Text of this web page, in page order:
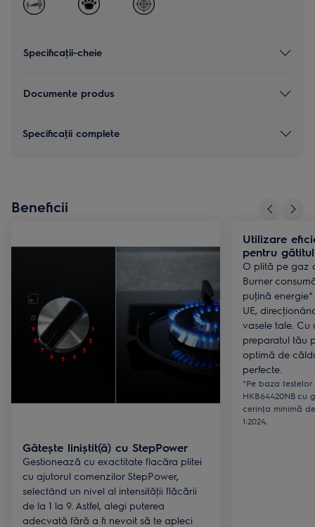
Specificaţii-cheie
Documente produs
Specificaţii complete
Beneficii
Gătește liniștit(ă) cu StepPower
Gestionează cu exactitate flacăra plitei
cu ajutorul comenzilor StepPower,
selectând un nivel al intensităţii flăcării
de la 1 la 9. Astfel, alegi puterea
adecvată fără a fi nevoit să te apleci
Utilizare
pentru
O plită pe gaz
Burner
puţină
UE,
vasele tale. Cu
preparatul tău
optimă de
perfecte.
*Pe baza
HKB64420NB cu
cerinţa minimă
1:2024.